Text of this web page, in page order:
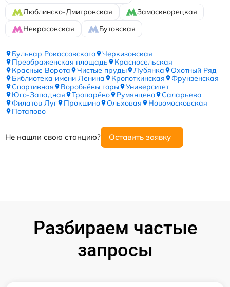
Люблинско-Дмитровская
Замоскворецкая
Некрасовская
Бутовская
Бульвар Рокоссовского
Черкизовская
Преображенская площадь
Красносельская
Красные Ворота
Чистые пруды Лубянка
Охотный Ряд
Библиотека имени Ленина
Кропоткинская
Фрунзенская
Спортивная
Воробьёвы горы
Университет
Юго-Западная
Тропарёво Румянцево
Саларьево
Филатов Луг
Прокшино Ольховая
Новомосковская
Потапово
Не нашли свою станцию? Оставить заявку
Разбираем частые
запросы